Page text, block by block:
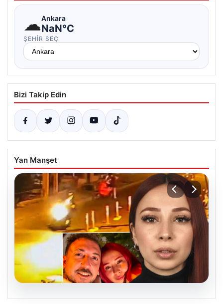
☁Ankara
NaN°C
ŞEHIR SEÇ
Bizi Takip Edin
Yan Manşet